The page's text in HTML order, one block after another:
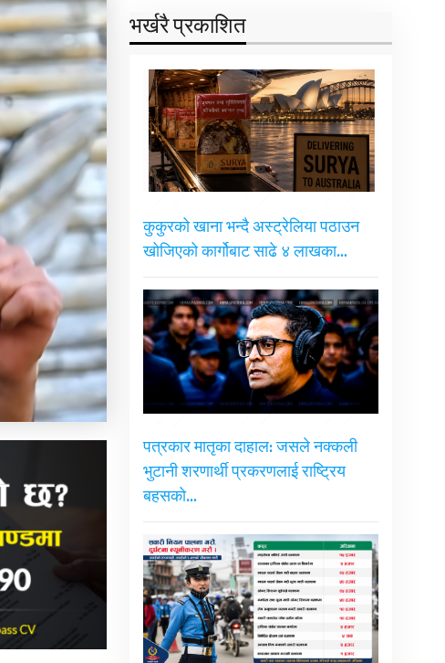
भर्खरै प्रकाशित
कुकुरको खाना भन्दै अस्ट्रेलिया पठाउन
खोजिएको कार्गोबाट साढे ४ लाखका…
पत्रकार मातृका दाहाल: जसले नक्कली
भुटानी शरणार्थी प्रकरणलाई राष्ट्रिय
बहसको…